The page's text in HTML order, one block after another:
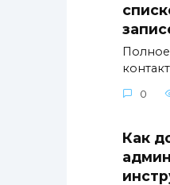
0
Как